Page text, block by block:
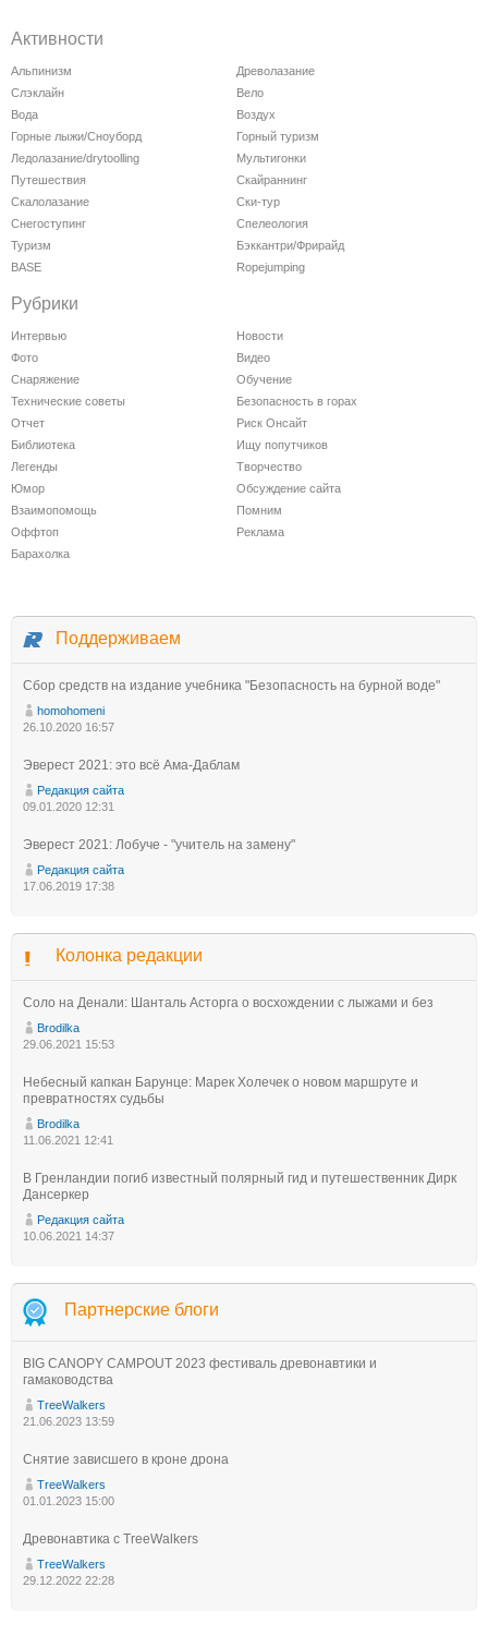
Активности
Альпинизм
Древолазание
Слэклайн
Вело
Вода
Воздух
Горные лыжи/Сноуборд
Горный туризм
Ледолазание/drytoolling
Мультигонки
Путешествия
Скайраннинг
Скалолазание
Ски-тур
Снегоступинг
Спелеология
Туризм
Бэккантри/Фрирайд
BASE
Ropejumping
Рубрики
Интервью
Новости
Фото
Видео
Снаряжение
Обучение
Технические советы
Безопасность в горах
Отчет
Риск Онсайт
Библиотека
Ищу попутчиков
Легенды
Творчество
Юмор
Обсуждение сайта
Взаимопомощь
Помним
Оффтоп
Реклама
Барахолка
Поддерживаем
Сбор средств на издание учебника "Безопасность на бурной воде"
homohomeni
26.10.2020 16:57
Эверест 2021: это всё Ама-Даблам
Редакция сайта
09.01.2020 12:31
Эверест 2021: Лобуче - "учитель на замену"
Редакция сайта
17.06.2019 17:38
Колонка редакции
Соло на Денали: Шанталь Асторга о восхождении с лыжами и без
Brodilka
29.06.2021 15:53
Небесный капкан Барунце: Марек Холечек о новом маршруте и
превратностях судьбы
Brodilka
11.06.2021 12:41
В Гренландии погиб известный полярный гид и путешественник Дирк
Дансеркер
Редакция сайта
10.06.2021 14:37
Партнерские блоги
BIG CANOPY CAMPOUT 2023 фестиваль древонавтики и
гамаководства
TreeWalkers
21.06.2023 13:59
Снятие зависшего в кроне дрона
TreeWalkers
01.01.2023 15:00
Древонавтика с TreeWalkers
TreeWalkers
29.12.2022 22:28